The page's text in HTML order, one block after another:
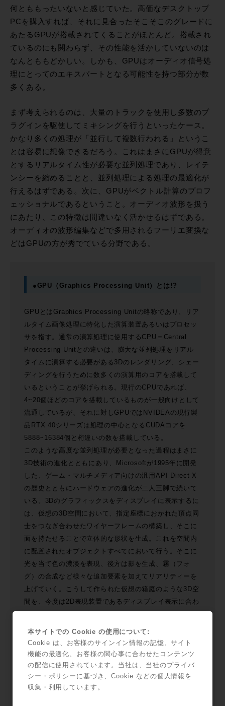
何とももったいないと感じていた。高価なデスクトップ
PCを購入すれば、それに見合ったそこそこのグレードに
あたるGPUが搭載されてくることがほとんど。搭載され
ているのにも関わらず、その性能を活かしていないのは
なんとももどかしい。しかも、GPUはオーディオ信号処
理にとってのエキスパートとなる可能性を持つ部分が数
多くある。
まず考えられるのは、大量のトラックを使用し多数のプ
ラグインを駆使してミキシングを行うといったケース。
かなり多くの処理が「並行して複数行われる」というこ
とは容易に想像できるだろう。これはまさにGPUが得意
とするリアルタイム性が必要な並列処理であり、レイテ
ンシーを縮めることと、並列処理による処理の最適化が
行えるはずである。次に、GPUがベクトル計算のプロフ
ェッショナルであるということ。オーディオ波形を扱う
にあたり、この特徴は間違いなく活かせるはずである。
オーディオの波形編集などで多用されるフーリエ変換な
どはGPUの方が秀でている分野である。
●GPU（Graphics Processing Unit）とは!?
GPUとはGraphics Processing Unitの略称であり、リア
ルタイム画像処理に特化した演算装置あるいはプロセッ
サを指す。通常の演算処理に使用するCPU＝Central
Processing Unitとの違いは、膨大な並列処理をリアル
タイムに演算する必要がある3Dのレンダリング、シェー
ディングを行うために数多くの演算用のコアを搭載して
いるということが挙げられる。現行のCPUであれば、
4~20個ほどのコアを搭載しているものが一般向けとして
流通しているが、それに対しGPUではNVIDEAの現行製
品RTX 40シリーズは処理の中心となるCUDAコアを
5888~16384個と桁違いの数を搭載している。
このような高度な並列処理が必要となった過程はまさに
3D技術の進化とともにあり、Microsoftが1995年に開発
した、ゲーム・マルチメディア向けの汎用API Direct X
の歴史とともにハードウェアの進化が二人三脚で続いて
いる。3Dのグラフィックスをディスプレイに表示するに
は、仮想の3D空間において、指定座標におかれた頂点同
士をつなぎ合わせたワイヤーフレームの構築し、そこに
面を持たせることで立体的な形状を生成。これを空間内
に配置されたオブジェクトすべてにおいて行う。そこに
光を当て色の濃淡を表現、後方は影を生成、霧（フォ
グ）の合成など様々な追加要素を加えてリアリティーを
上げていく。こうして作られた仮想の箱庭のような3D空
間を、今度は2D表現装置であるディスプレイ表示に合わ
ととなる。これらの作業をリアルタイムに行うために
は、高速にいくつもの処理を並列に行う必要がある。そ
れに特化して並列化を進めたものが今日のGPUである。
NVIDIA GPU比較表
本サイトでの Cookie の使用について:
Cookie は、お客様のサインイン情報の記憶、サイト
機能の最適化、お客様の関心事に合わせたコンテンツ
の配信に使用されています。当社は、当社のプライバ
シー・ポリシーに基づき、Cookie などの個人情報を
収集・利用しています。